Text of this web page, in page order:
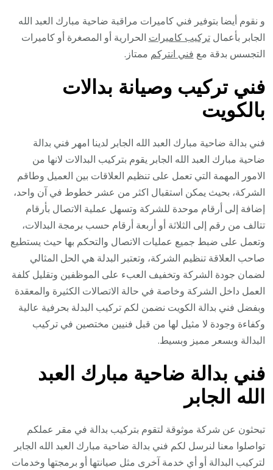
و نقوم أيضا بتوفير فني كاميرات مراقبة ضاحية مبارك العبد الله
الجابر بأعمالتركيب كاميرات الحرارية أو المصغرة أو كاميرات
التجسس بدقة مع فني انتركم ممتاز.
فني تركيب وصيانة بدالات
بالكويت
فني بدالة ضاحية مبارك العبد الله الجابر لدينا امهر فني بدالة
ضاحية مبارك العبد الله الجابر يقوم بتركيب البدالات لانها من
الامور المهمة التي تعمل على تنظيم العلاقات بين العميل وطاقم
الشركة، بحيث يمكن استقبال اكثر من عشر خطوط في آن واحد،
إضافة إلى أرقام موحدة للشركة وتسهل عملية الاتصال بأرقام
تتالف من رقم إلى الثلاثة أو أربعة أرقام حسب برمجة البدالات،
وتعمل على ضبط جميع عمليات الاتصال والتحكم بها حيث يستطيع
صاحب العلاقة تنظيم الشركة، وتعتبر البدلة هي الحل المثالي
لضمان جودة الشركة وتخفيف العبء على الموظفين وتقليل كلفة
العمل داخل الشركة وخاصة في حالة الاتصالات الكثيرة والمعقدة
وبفضل فني بدالة الكويت نضمن لكم تركيب البدلة بحرفية عالية
وكفاءة وجودة لا مثيل لها من قبل فنيين مختصين في تركيب
البدالة وبسعر مميز وبسيط.
فني بدالة ضاحية مبارك العبد
الله الجابر
تبحثون عن شركة موثوقة لتقوم بتركيب بدالة في مقر عملكم
تواصلوا معنا لنرسل لكم فني بدالة ضاحية مبارك العبد الله الجابر
لتركيب البدالة أو أي خدمة آخرى مثل صيانتها أو برمجتها وخدمات